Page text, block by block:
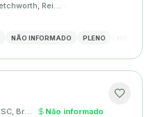
Letchworth, Reino Unido ·
NÃO INFORMADO PLENO
Palhoça, SC, Brasil · Não informado·